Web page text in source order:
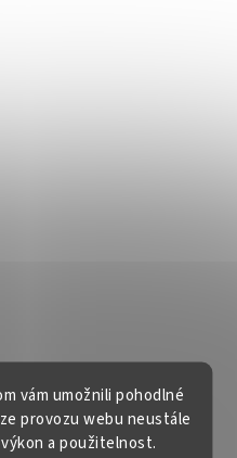
vám umožnili pohodlné
provozu webu neustále
a použitelnost.